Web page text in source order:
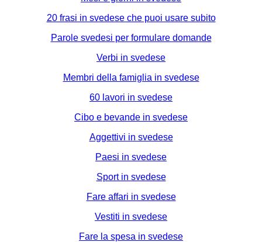
20 frasi in svedese che puoi usare subito
Parole svedesi per formulare domande
Verbi in svedese
Membri della famiglia in svedese
60 lavori in svedese
Cibo e bevande in svedese
Aggettivi in svedese
Paesi in svedese
Sport in svedese
Fare affari in svedese
Vestiti in svedese
Fare la spesa in svedese